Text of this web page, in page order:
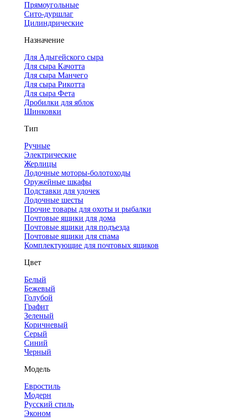
Прямоугольные
Сито-дуршлаг
Цилиндрические
Назначение
Для Адыгейского сыра
Для сыра Качотта
Для сыра Манчего
Для сыра Рикотта
Для сыра Фета
Дробилки для яблок
Шинковки
Тип
Ручные
Электрические
Жерлицы
Лодочные моторы-болотоходы
Оружейные шкафы
Подставки для удочек
Лодочные шесты
Прочие товары для охоты и рыбалки
Почтовые ящики для дома
Почтовые ящики для подъезда
Почтовые ящики для спама
Комплектующие для почтовых ящиков
Цвет
Белый
Бежевый
Голубой
Графит
Зеленый
Коричневый
Серый
Синий
Черный
Модель
Евростиль
Модерн
Русский стиль
Эконом